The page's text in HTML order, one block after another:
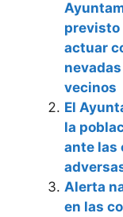
previsto
actuar
vecinos
El
la
ante las
Alerta
en las